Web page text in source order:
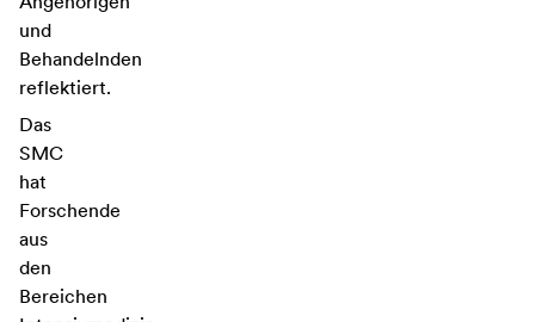
und
Behandelnden
reflektiert.
Das
SMC
hat
Forschende
aus
den
Bereichen